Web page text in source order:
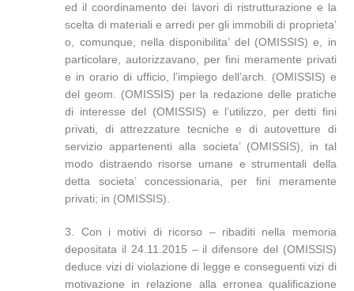
ed il coordinamento dei lavori di ristrutturazione e la
scelta di materiali e arredi per gli immobili di proprieta’
o, comunque, nella disponibilita’ del (OMISSIS) e, in
particolare, autorizzavano, per fini meramente privati
e in orario di ufficio, l’impiego dell’arch. (OMISSIS) e
del geom. (OMISSIS) per la redazione delle pratiche
di interesse del (OMISSIS) e l’utilizzo, per detti fini
privati, di attrezzature tecniche e di autovetture di
servizio appartenenti alla societa’ (OMISSIS), in tal
modo distraendo risorse umane e strumentali della
detta societa’ concessionaria, per fini meramente
privati; in (OMISSIS).
3. Con i motivi di ricorso – ribaditi nella memoria
depositata il 24.11.2015 – il difensore del (OMISSIS)
deduce vizi di violazione di legge e conseguenti vizi di
motivazione in relazione alla erronea qualificazione